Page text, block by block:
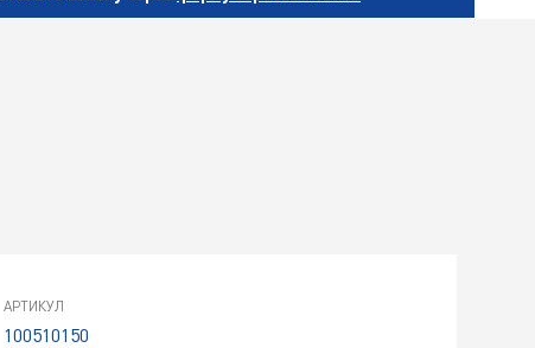
АРТИКУЛ
100510150